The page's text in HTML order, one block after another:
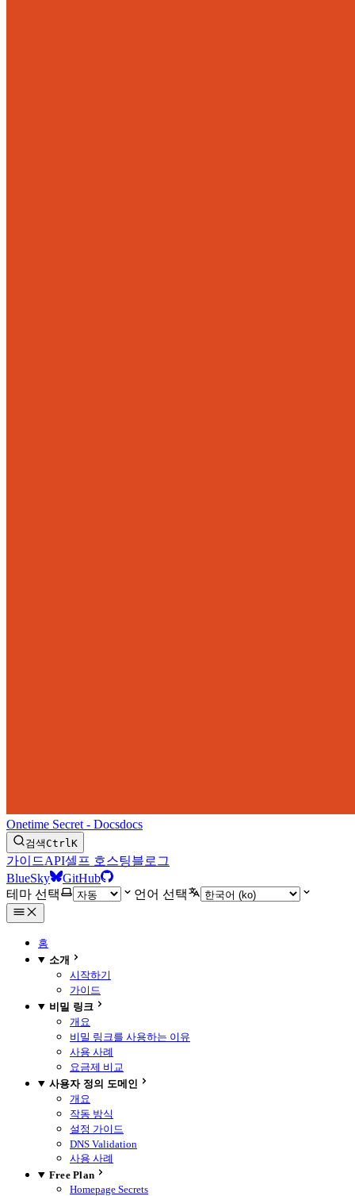
Onetime Secret - Docsdocs
검색CtrlK
가이드API셀프 호스팅블로그
BlueSky
GitHub
테마 선택
언어 선택
홈
소개
시작하기
가이드
비밀 링크
개요
비밀 링크를 사용하는 이유
사용 사례
요금제 비교
사용자 정의 도메인
개요
작동 방식
설정 가이드
DNS Validation
사용 사례
Free Plan
Homepage Secrets